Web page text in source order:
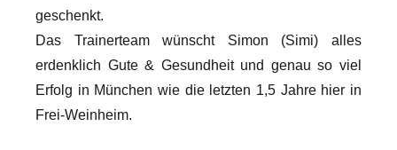
geschenkt.
Das Trainerteam wünscht Simon (Simi) alles
erdenklich Gute & Gesundheit und genau so viel
Erfolg in München wie die letzten 1,5 Jahre hier in
Frei-Weinheim.